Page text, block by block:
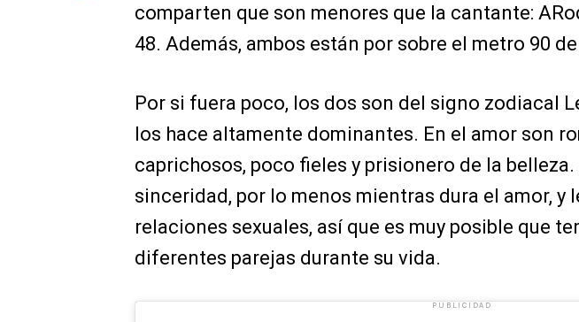
comparten que son menores que la cantante:
48. Además, ambos están por sobre el metro 90
Por si fuera poco, los dos son del signo zodiacal
los hace altamente dominantes. En el amor son
caprichosos, poco fieles y prisionero de la
sinceridad, por lo menos mientras dura el amor, y
relaciones sexuales, así que es muy posible que
diferentes parejas durante su vida.
PUBLICIDAD